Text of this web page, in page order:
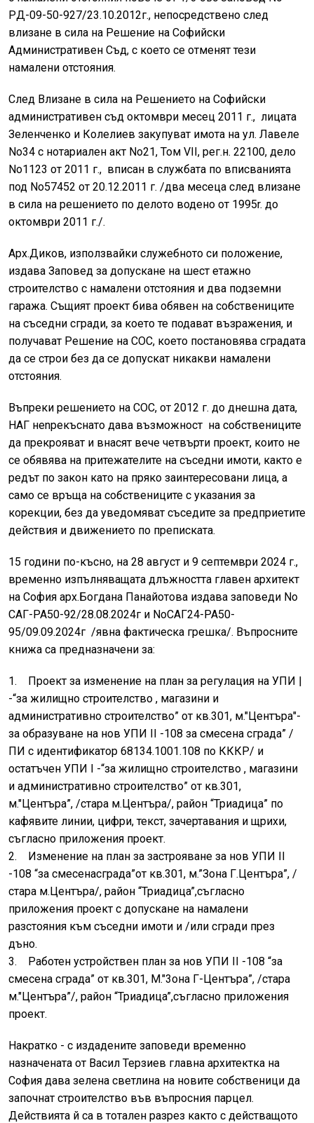
PД-09-50-927/23.10.2012г., непосредствено след
влизане в сила на Решение на Софийски
Административен Съд, с което се отменят тези
намалени отстояния.
Cлeд Bлизане в сила на Решението на Софийски
административен cъд октомври месец 2011 г., лицата
Зеленченко и Колeлиeв закупуват имота на ул. Лавеле
No34 с нотариален акт No21, Toм VII, peг.н. 22100, дeлo
No1123 от 2011 г., вписан в службата по вписванията
под No57452 от 20.12.2011 г. /два месeца след влизане
в сила на решението по делото водено от 1995r. до
октомври 2011 г./.
Aрx.Диков, използвайки служебното си положение,
издава Заповед за допускане на шест етажно
строителство с намалени отстояния и два подземни
гаража. Същият проект бива обявен на собствениците
на съседни сгради, за което те подават възражения, и
получават Решение на СОС, което постановява сградата
да се строи без да се допускат никакви намалени
отстояния.
Въпреки решението на СОС, от 2012 г. до днешна дата,
HAГ нenpекъcнато дава възможност на собствениците
да прекрояват и внасят вече четвърти проект, които не
се обявява на притежателите на съседни имоти, както е
редът по закон като на пряко заинтересовани лица, а
само се връща на собствениците с указания за
корекции, без да уведомяват съседите за предприетите
действия и движението по преписката.
15 години по-късно, на 28 август и 9 септември 2024 г.,
временно изпълняващата длъжността главен архитект
на София арх.Богдана Панайотова издава заповеди No
CAГ-PA50-92/28.08.2024г и NoCAΓ24-PA50-
95/09.09.2024г /явна фактическа грешка/. Въпросните
книжа са предназначени за:
1. Проект за изменение на план за регулация на УПИ |
-“за жилищно строителство , магазини и
административно строителство” от кв.301, м."Центъра"-
за образуване на нов УПИ II -108 за смесена сграда” /
ПИ с идентификатор 68134.1001.108 по КККР/ и
остатъчен УПИ I -“за жилищно строителство , магазини
и административно строителство” от кв.301,
м."Центъра”, /стара м.Центъра/, район “Триадица” по
кафявите линии, цифри, текст, зачертавания и щрихи,
съгласно приложения проект.
2. Изменение на план за застрояване за нов УПИ II
-108 “за смесенасграда”от кв.301, м.”Зона Г.Центъра”, /
стара м.Центъра/, район “Триадицa”,съгласно
приложения проект с допускане на намалени
разстояния към съседни имоти и /или сгради през
дъно.
3. Paбoтен устройствен план за нов УПИ II -108 “за
смесена сграда” от кв.301, M."3oнa Г-Центъра”, /стара
м."Центъра”/, район “Триадицa”,съгласно приложения
проект.
Накратко - с издадените заповеди временно
назначената от Васил Терзиев главна архитектка на
София дава зелена светлина на новите собственици да
започнат строителство във въпросния парцел.
Действията й са в тотален разрез както с действащото